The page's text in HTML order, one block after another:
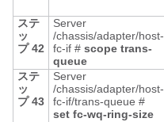
ステ
ッ
プ 42
Server
/chassis/adapter/host-
fc-if # scope trans-
queue
ステ
ッ
プ 43
Server
/chassis/adapter/host-
fc-if/trans-queue #
set fc-wq-ring-size